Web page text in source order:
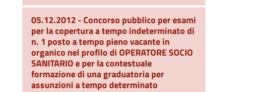
05.12.2012 - Concorso pubblico per esami
per la copertura a tempo indeterminato di
n. 1 posto a tempo pieno vacante in
organico nel profilo di OPERATORE SOCIO
SANITARIO e per la contestuale
formazione di una graduatoria per
assunzioni a tempo determinato